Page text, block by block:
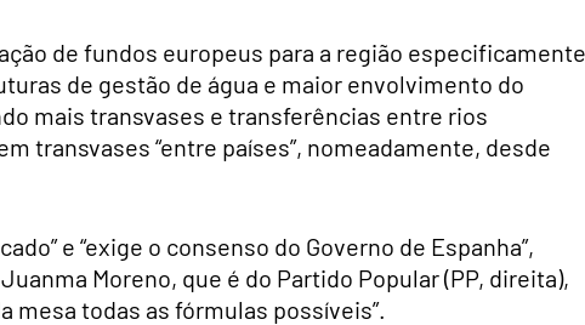
de fundos europeus para a região especificamente
de gestão de água e maior envolvimento do
mais transvases e transferências entre rios
transvases “entre países”, nomeadamente, desde
e “exige o consenso do Governo de Espanha”,
Moreno, que é do Partido Popular (PP, direita),
mesa todas as fórmulas possíveis”.